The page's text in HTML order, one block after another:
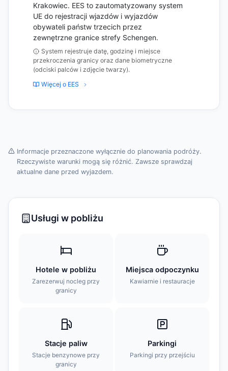
Krakowiec. EES to zautomatyzowany system
UE do rejestracji wjazdów i wyjazdów
obywateli państw trzecich przez
zewnętrzne granice strefy Schengen.
System rejestruje datę, godzinę i miejsce
przekroczenia granicy oraz dane biometryczne
(odciski palców i zdjęcie twarzy).
Więcej o EES
Informacje przeznaczone wyłącznie do planowania podróży.
Rzeczywiste warunki mogą się różnić. Zawsze sprawdzaj
aktualne dane przed wyjazdem.
Usługi w pobliżu
Hotele w pobliżu
Zarezerwuj nocleg przy
granicy
Miejsca odpoczynku
Kawiarnie i restauracje
Stacje paliw
Stacje benzynowe przy
granicy
Parkingi
Parkingi przy przejściu